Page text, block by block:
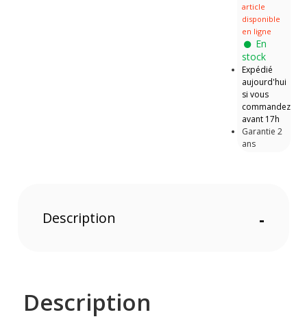
article
disponible
en ligne
En
stock
Expédié
aujourd'hui
si vous
commandez
avant 17h
Garantie 2
ans
Description -
Description